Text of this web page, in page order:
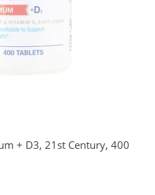
+ D3, 21st Century, 400